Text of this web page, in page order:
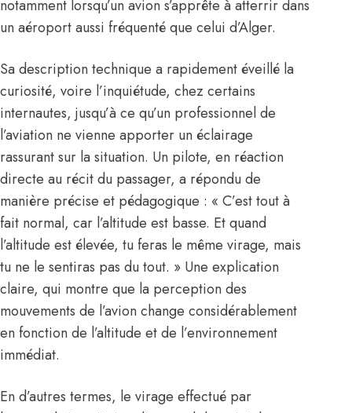
notamment lorsqu’un avion s’apprête à atterrir dans
un aéroport aussi fréquenté que celui d’Alger.
Sa description technique a rapidement éveillé la
curiosité, voire l’inquiétude, chez certains
internautes, jusqu’à ce qu’un professionnel de
l’aviation ne vienne apporter un éclairage
rassurant sur la situation. Un pilote, en réaction
directe au récit du passager, a répondu de
manière précise et pédagogique : « C’est tout à
fait normal, car l’altitude est basse. Et quand
l’altitude est élevée, tu feras le même virage, mais
tu ne le sentiras pas du tout. » Une explication
claire, qui montre que la perception des
mouvements de l’avion change considérablement
en fonction de l’altitude et de l’environnement
immédiat.
En d’autres termes, le virage effectué par